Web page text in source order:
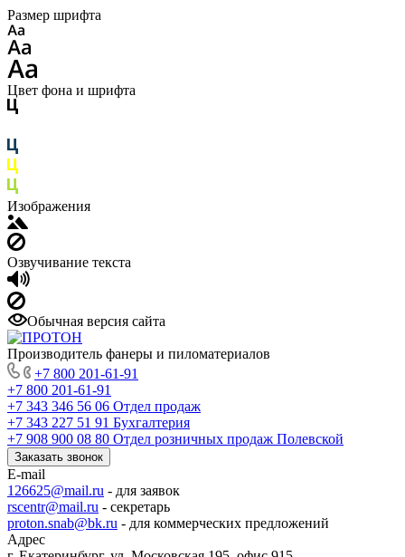
Размер шрифта
Цвет фона и шрифта
Изображения
Озвучивание текста
Обычная версия сайта
Производитель фанеры и пиломатериалов
+7 800 201-61-91
+7 800 201-61-91
+7 343 346 56 06 Отдел продаж
+7 343 227 51 91 Бухгалтерия
+7 908 900 08 80 Отдел розничных продаж Полевской
Заказать звонок
E-mail
126625@mail.ru - для заявок
rscentr@mail.ru - секретарь
proton.snab@bk.ru - для коммерческих предложений
Адрес